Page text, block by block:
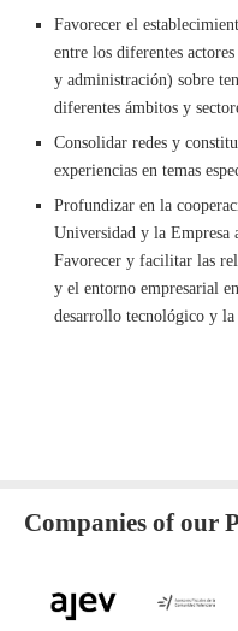
Favorecer el
entre los diferentes
y administración) sobre
diferentes ámbitos y
Consolidar redes y
experiencias en temas
Profundizar en la
Universidad y la Empresa
Favorecer y facilitar las
y el entorno empresarial
desarrollo tecnológico y la
Companies of our